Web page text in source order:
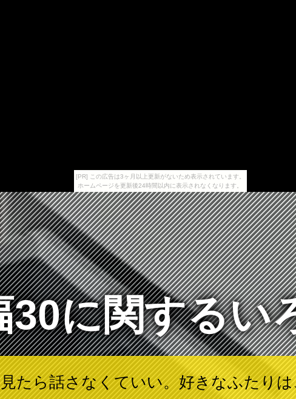
[PR] この広告は3ヶ月以上更新がないため表示されています。
ホームページを更新後24時間以内に表示されなくなります。
30に関するい
たら話さなくていい。好きなふたり